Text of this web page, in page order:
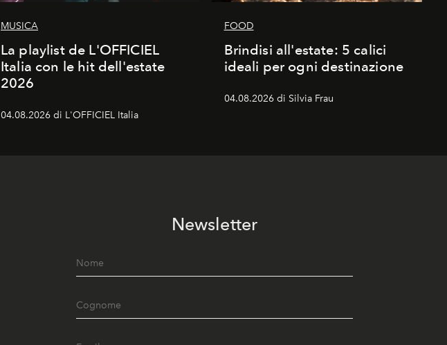
MUSICA
La playlist de L'OFFICIEL
Italia con le hit dell'estate
2026
04.08.2026 di L'OFFICIEL Italia
FOOD
Brindisi all'estate: 5 calici
ideali per ogni destinazione
04.08.2026 di Silvia Frau
Newsletter